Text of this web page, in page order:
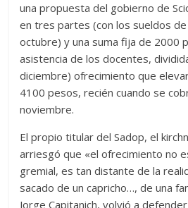
una propuesta del gobierno de
en tres partes (con los sueldos
octubre) y una suma fija de 2000
asistencia de los docentes,
diciembre) ofrecimiento que
4100 pesos, recién cuando se
noviembre.
El propio titular del Sadop, el
arriesgó que «el ofrecimiento no
gremial, es tan distante de la
sacado de un capricho…, de una
Jorge Capitanich, volvió a